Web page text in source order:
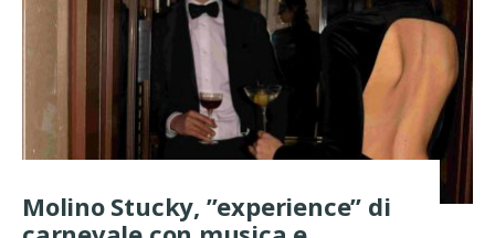
Molino Stucky, ”experience” di